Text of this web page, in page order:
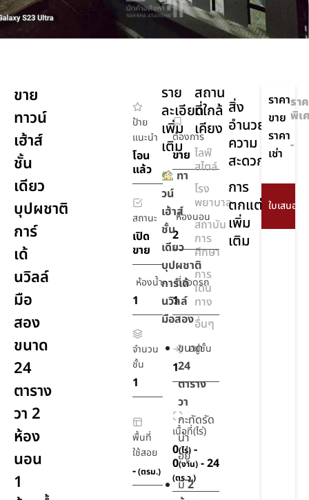
ขาย
ทาวน์
เฮ้าส์
ชั้น
เดียว
บุปผชาติ
การ์
เด้
นวิลล์
มือ
สอง
ขนาด
24
ตาราง
วา 2
ห้อง
นอน
1
ป้าย
แนะนำ
โอน
แล้ว
ต้องการ
ขาย
สถานะ
เปิด
ขาย
ห้องนอน
2
ห้องน้ำ
1
ที่จอดรถ
1
จำนวน
ชั้น
1
อยู่ชั้น
1
พื้นที่
ใช้สอย
-(ตรม.)
เนื้อที่(ไร่)
0(ไร่) -
0(งาน) - 24
(ตร.ว.)
ราย
ละเอียด
เพิ่ม
เติม
ทา
วน์
เฮ้าส์
ชั้น
เดียว
บุปผชาติ
การ์เด้
นวิลล์
มือสอง
ขนาด
24
ตาราง
วา
กะทัดรัด
น่า
อยู่
มี2
สถาน
ที่ใกล้
เคียง
ไลฟ์
สไตล์
โรง
พยาบาล
สถาบัน
การ
ศึกษา
การ
เดิน
ทาง
อื่นๆ
สิ่ง
อำนวย
ความ
สะดวก
การ
ตกแต่ง
เพิ่ม
เติม
ราคา
ขาย
รา
พิเ
ราคา
เช่า
-